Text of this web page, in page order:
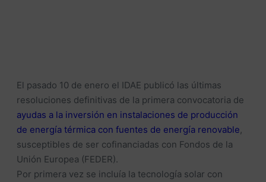
El pasado 10 de enero el IDAE publicó las últimas
resoluciones definitivas de la primera convocatoria de
ayudas a la inversión en instalaciones de producción
de energía térmica con fuentes de energía renovable
susceptibles de ser cofinanciadas con Fondos de la
Unión Europea (FEDER).
Por primera vez se incluía la tecnología solar con